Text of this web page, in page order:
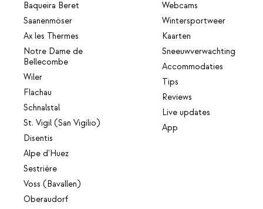
Baqueira Beret
Saanenmöser
Ax les Thermes
Notre Dame de
Bellecombe
Wiler
Flachau
Schnalstal
St. Vigil (San Vigilio)
Disentis
Alpe d'Huez
Sestrière
Voss (Bavallen)
Oberaudorf
Webcams
Wintersportweer
Kaarten
Sneeuwverwachting
Accommodaties
Tips
Reviews
Live updates
App